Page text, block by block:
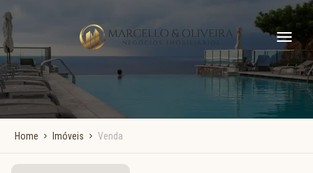
Home Imóveis Venda